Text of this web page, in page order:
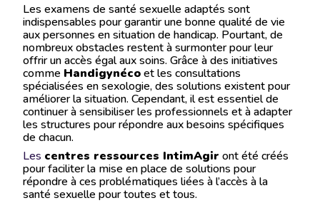
Les examens de santé sexuelle adaptés sont
indispensables pour garantir une bonne qualité de vie
aux personnes en situation de handicap. Pourtant, de
nombreux obstacles restent à surmonter pour leur
offrir un accès égal aux soins. Grâce à des initiatives
comme Handigynécoet les consultations
spécialisées en sexologie, des solutions existent pour
améliorer la situation. Cependant, il est essentiel de
continuer à sensibiliser les professionnels et à adapter
les structures pour répondre aux besoins spécifiques
de chacun.
Les centres ressources IntimAgir ont été créés
pour faciliter la mise en place de solutions pour
répondre à ces problématiques liées à l’accès à la
santé sexuelle pour toutes et tous.